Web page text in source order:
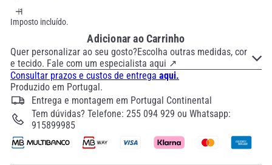
Imposto incluído.
Adicionar ao Carrinho
Quer personalizar ao seu gosto?Escolha outras medidas, cor
e tecido. Fale com um especialista aqui ↗
Consultar prazos e custos de entrega aqui.
Produzido em Portugal.
Entrega e montagem em Portugal Continental
Tem dúvidas? Telefone: 255 094 929 ou Whatsapp:
915899985